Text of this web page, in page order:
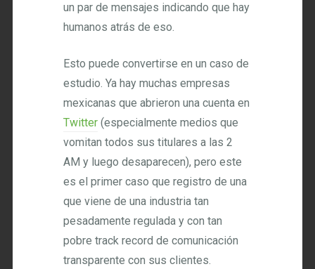
un par de mensajes indicando que hay
humanos atrás de eso.
Esto puede convertirse en un caso de
estudio. Ya hay muchas empresas
mexicanas que abrieron una cuenta en
Twitter (especialmente medios que
vomitan todos sus titulares a las 2
AM y luego desaparecen), pero este
es el primer caso que registro de una
que viene de una industria tan
pesadamente regulada y con tan
pobre track record de comunicación
transparente con sus clientes.